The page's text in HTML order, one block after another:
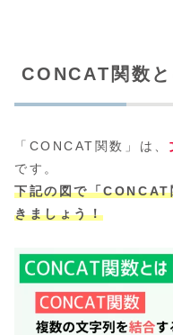
CONCAT関数と
「CONCAT関数」は、
です。
下記の図で「
きましょう！